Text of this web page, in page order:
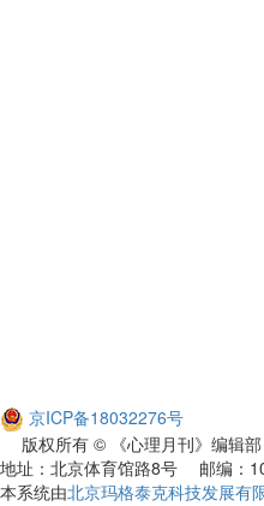
京ICP备18032276号
版权所有 © 《心理月刊》编辑部
地址：北京体育馆路8号 邮编
本系统由北京玛格泰克科技发展有